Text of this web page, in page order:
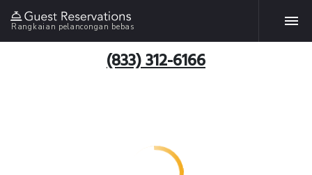
Rangkaian pelancongan bebas
(833) 312-6166